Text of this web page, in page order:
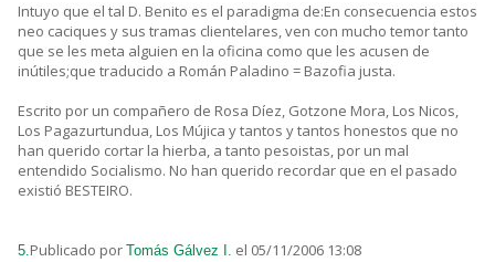
Intuyo que el tal D. Benito es el paradigma de:En consecuencia estos
neo caciques y sus tramas clientelares, ven con mucho temor tanto
que se les meta alguien en la oficina como que les acusen de
inútiles;que traducido a Román Paladino = Bazofia justa.
Escrito por un compañero de Rosa Díez, Gotzone Mora, Los Nicos,
Los Pagazurtundua, Los Mújica y tantos y tantos honestos que no
han querido cortar la hierba, a tanto pesoistas, por un mal
entendido Socialismo. No han querido recordar que en el pasado
existió BESTEIRO.
5.Publicado por Tomás Gálvez I. el 05/11/2006 13:08